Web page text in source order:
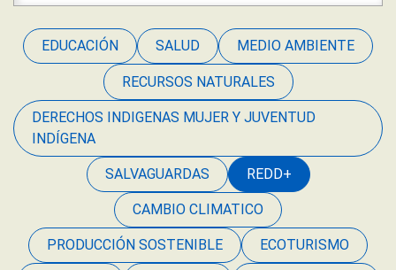
EDUCACIÓN SALUD MEDIO AMBIENTE
RECURSOS NATURALES
DERECHOS INDIGENAS MUJER Y JUVENTUD
INDÍGENA
SALVAGUARDAS REDD+
CAMBIO CLIMATICO
PRODUCCIÓN SOSTENIBLE ECOTURISMO